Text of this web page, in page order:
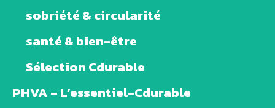
sobriété & circularité
santé & bien-être
Sélection Cdurable
PHVA – L’essentiel-Cdurable